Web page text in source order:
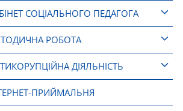
СОЦІАЛЬНОГО ПЕДАГОГА
РОБОТА
ДІЯЛЬНІСТЬ
ПРИЙМАЛЬНЯ